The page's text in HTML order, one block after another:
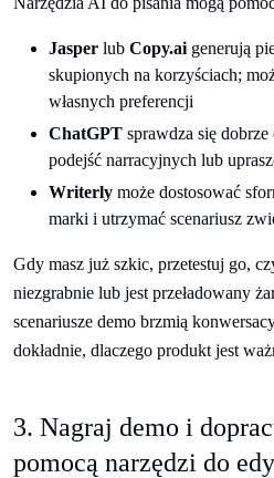
Jasper lub Copy.ai generują
skupionych na korzyściach;
własnych preferencji
ChatGPT sprawdza się
podejść narracyjnych lub
Writerly może dostosować
marki i utrzymać scenariusz
Gdy masz już szkic, przetestuj go,
niezgrabnie lub jest przeładowany
scenariusze demo brzmią
dokładnie, dlaczego produkt jest
3. Nagraj demo i
pomocą narzędzi do